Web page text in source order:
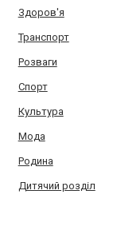
Здоров'я
Транспорт
Розваги
Спорт
Культура
Мода
Родина
Дитячий розділ